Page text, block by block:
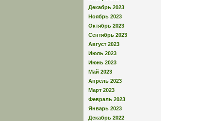
Декабрь 2023
Ноябрь 2023
Октябрь 2023
Сентябрь 2023
Август 2023
Июль 2023
Июнь 2023
Май 2023
Апрель 2023
Март 2023
Февраль 2023
Январь 2023
Декабрь 2022